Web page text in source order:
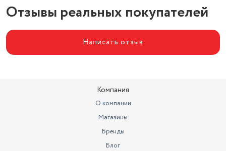
Отзывы реальных покупателей
Написать отзыв
Компания
О компании
Магазины
Бренды
Блог